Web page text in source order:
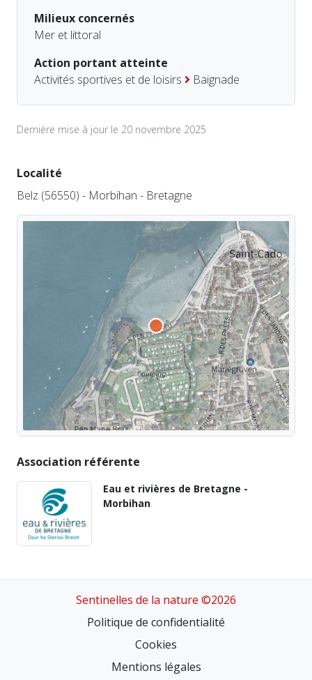
Milieux concernés
Mer et littoral
Action portant atteinte
Activités sportives et de loisirs
Baignade
Dernière mise à jour le 20 novembre 2025
Localité
Belz (56550) - Morbihan - Bretagne
Association référente
Eau et rivières de Bretagne -
Morbihan
Sentinelles de la nature ©2026
Politique de confidentialité
Cookies
Mentions légales